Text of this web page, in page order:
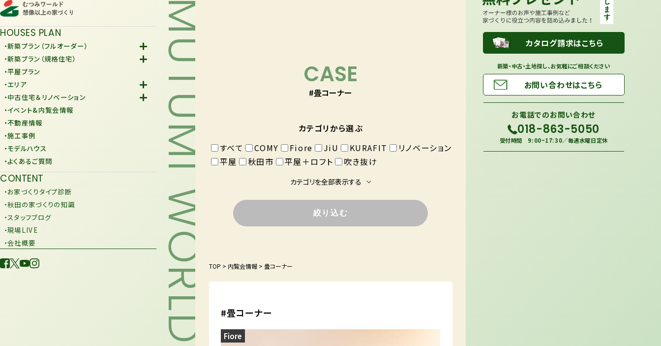
HOUSES PLAN
・新築プラン（フルオーダー）
-Fiore
・新築プラン（規格住宅）
-規格住宅
-KURAFIT
-JiU
・平屋プラン
・エリア
-潟上市
-由利本荘市
・中古住宅＆リノベーション
-中古住宅
-リノベーション
・イベント&内覧会情報
・不動産情報
・施工事例
・モデルハウス
・よくあるご質問
CONTENT
・お家づくりタイプ診断
・秋田の家づくりの知識
・スタッフブログ
・現場LIVE
・会社概要
MUTUMI WORLD カタログ請求はこちら
新築・中古・土地探し、お気軽にご相談ください
お問い合わせはこちら
お電話でのお問い合わせ
018-863-5050
受付時間 9:00~17:30／毎週水曜日定休
CASE
#畳コーナー
カテゴリから選ぶ
すべて
COMY Fiore JiU KURAFIT
リノベーション
平屋
秋田市 平屋＋ロフト 吹き抜け
カテゴリを全部表示する
TOP > 内覧会情報> 畳コーナー
#畳コーナー
Fiore